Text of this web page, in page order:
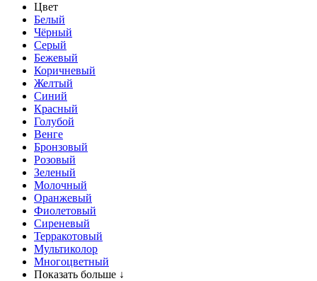
Цвет
Белый
Чёрный
Серый
Бежевый
Коричневый
Желтый
Синий
Красный
Голубой
Венге
Бронзовый
Розовый
Зеленый
Молочный
Оранжевый
Фиолетовый
Сиреневый
Терракотовый
Мультиколор
Многоцветный
Показать больше ↓